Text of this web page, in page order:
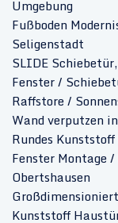
Umgebung
Fußboden
Seligenstadt
SLIDE
Fenster /
Raffstore /
Wand verputzen
Rundes
Fenster Montage
Obertshausen
Kunststoff